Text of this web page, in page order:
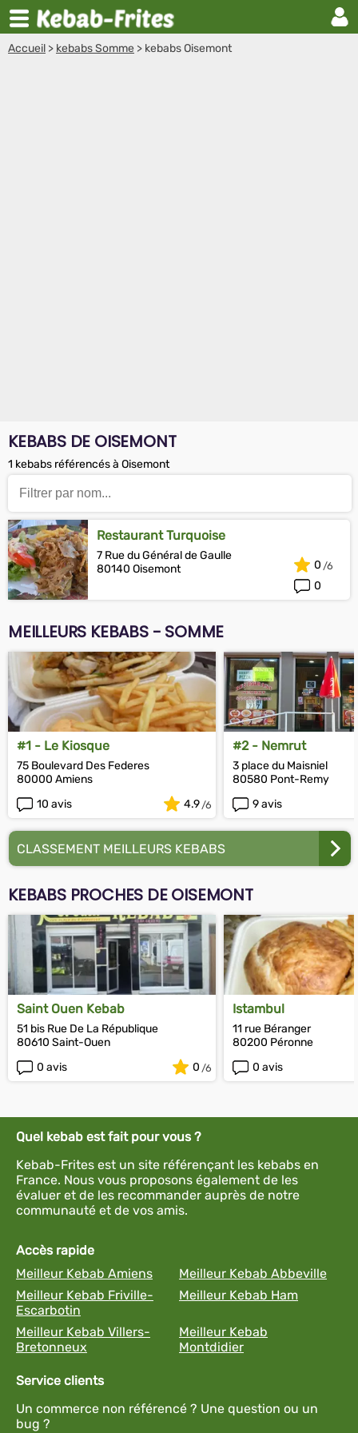
Accueil > kebabs Somme > kebabs Oisemont
KEBABS DE OISEMONT
1 kebabs référencés à Oisemont
Restaurant Turquoise
7 Rue du Général de Gaulle
80140 Oisemont
0
0
MEILLEURS KEBABS - SOMME
#1 - Le Kiosque
75 Boulevard Des Federes
80000 Amiens
10 avis
4.9
#2 - Nemrut
3 place du Maisniel
80580 Pont-Remy
9 avis
CLASSEMENT MEILLEURS KEBABS
KEBABS PROCHES DE OISEMONT
Saint Ouen Kebab
51 bis Rue De La République
80610 Saint-Ouen
0 avis
0
Istambul
11 rue Béranger
80200 Péronne
0 avis
Quel kebab est fait pour vous ?
Kebab-Frites est un site référençant les kebabs en
France. Nous vous proposons également de les
évaluer et de les recommander auprès de notre
communauté et de vos amis.
Accès rapide
Meilleur Kebab Amiens
Meilleur Kebab Abbeville
Meilleur Kebab Friville-
Escarbotin
Meilleur Kebab Ham
Meilleur Kebab Villers-
Bretonneux
Meilleur Kebab
Montdidier
Service clients
Un commerce non référencé ? Une question ou un
bug ?